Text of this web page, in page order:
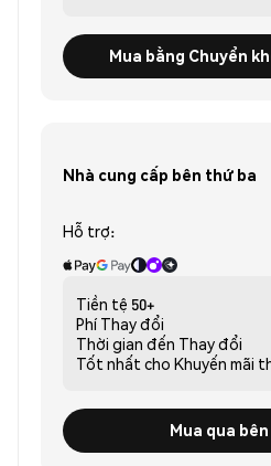
Mua bằng Chuyển
Nhà cung cấp bên thứ ba
Hỗ trợ:
Tiền tệ 50+
Phí Thay đổi
Thời gian đến Thay đổi
Tốt nhất cho Khuyến mãi
Mua qua